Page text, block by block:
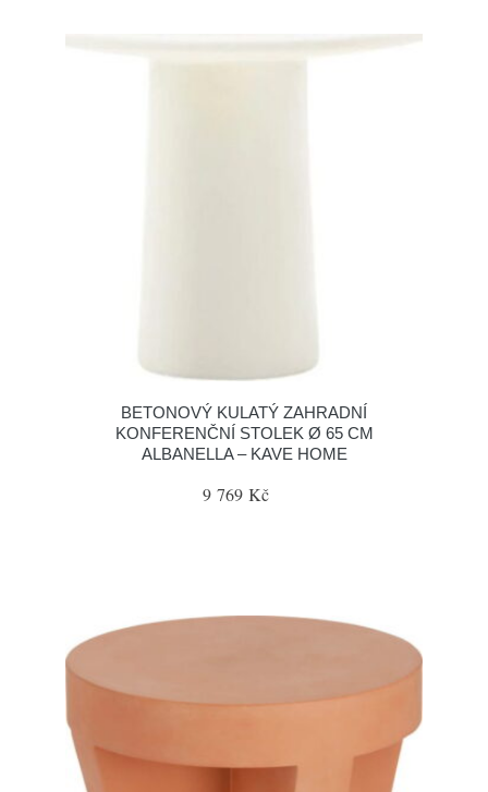
BETONOVÝ KULATÝ ZAHRADNÍ
KONFERENČNÍ STOLEK Ø 65 CM
ALBANELLA – KAVE HOME
9 769 Kč